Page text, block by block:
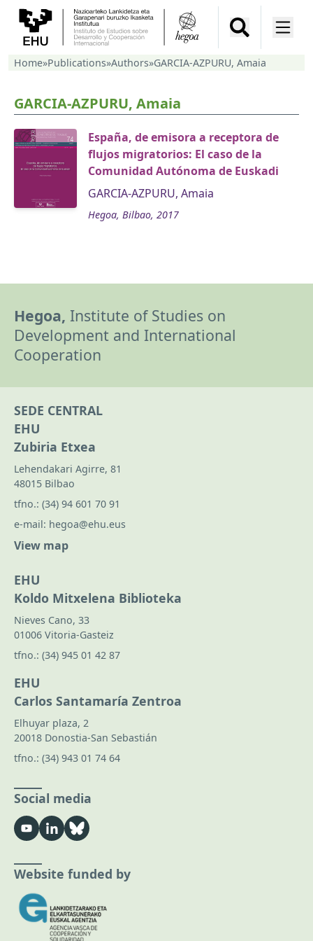
Home»Publications»Authors»GARCIA-AZPURU, Amaia
GARCIA-AZPURU, Amaia
España, de emisora a receptora de
flujos migratorios: El caso de la
Comunidad Autónoma de Euskadi
GARCIA-AZPURU, Amaia
Hegoa, Bilbao, 2017
Hegoa, Institute of Studies on
Development and International
Cooperation
SEDE CENTRAL
EHU
Zubiria Etxea
Lehendakari Agirre, 81
48015 Bilbao
tfno.: (34) 94 601 70 91
e-mail: hegoa@ehu.eus
View map
EHU
Koldo Mitxelena Biblioteka
Nieves Cano, 33
01006 Vitoria-Gasteiz
tfno.: (34) 945 01 42 87
EHU
Carlos Santamaría Zentroa
Elhuyar plaza, 2
20018 Donostia-San Sebastián
tfno.: (34) 943 01 74 64
Social media
Website funded by